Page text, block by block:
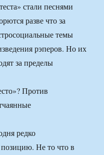
стали песнями
разве что за
темы
рэперов. Но их
за пределы
редко
Не то что в